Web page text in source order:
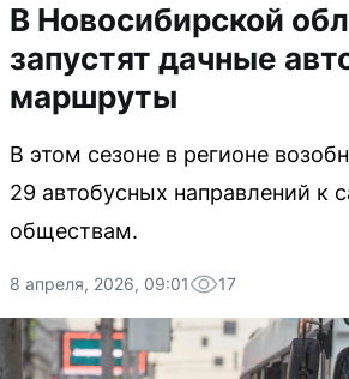
В Новосибирской
запустят дачные
маршруты
В этом сезоне в регионе
29 автобусных направлений к
обществам.
8 апреля, 2026, 09:01 17